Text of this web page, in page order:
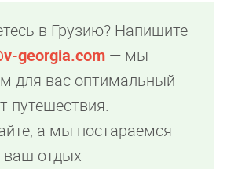
в Грузию? Напишите
georgia.com — мы
для вас оптимальный
путешествия.
а мы постараемся
ваш отдых